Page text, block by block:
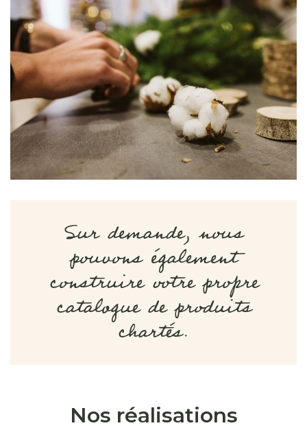
Sur demande, nous
pouvons également
construire votre propre
catalogue de produits
chartés.
Nos réalisations